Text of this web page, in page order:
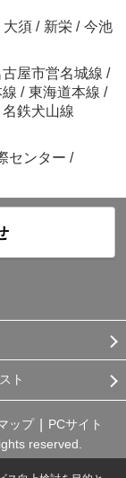
大須 / 新栄 / 今池
古屋市営名城線 /
/ 東海道本線 /
名鉄犬山線
センター /
ト
ップ
PCサイト
reserved.